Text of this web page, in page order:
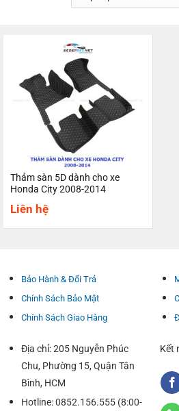
Thảm sàn 5D dành cho xe
Honda City 2008-2014
Liên hệ
Bảo Hành & Đổi Trả
Chính Sách Bảo Mật
Chính Sách Giao Hàng
Địa chỉ: 205 Nguyễn Phúc
Chu, Phường 15, Quận Tân
Bình, HCM
Hotline: 0852.156.555 (8:00-
Kết